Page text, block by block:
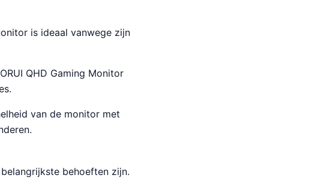
is ideaal vanwege zijn
QHD Gaming Monitor
van de monitor met
behoeften zijn.